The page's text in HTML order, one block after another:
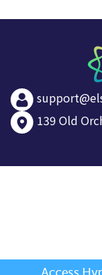
139 Old